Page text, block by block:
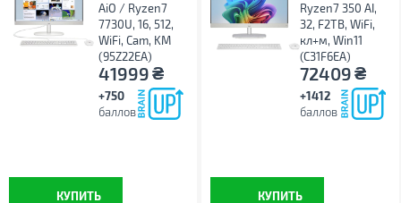
AiO / Ryzen7
7730U, 16, 512,
WiFi, Cam, KM
(95Z22EA)
41999₴
+750
баллов
КУПИТЬ
Ryzen7 350 AI,
32, F2TB, WiFi,
кл+м, Win11
(C31F6EA)
72409₴
+1412
баллов
КУПИТЬ